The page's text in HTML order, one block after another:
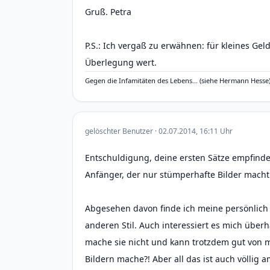
Gruß. Petra
P.S.: Ich vergaß zu erwähnen: für kleines
Überlegung wert.
Gegen die Infamitäten des Lebens... (siehe Hermann
gelöschter Benutzer · 02.07.2014, 16:11 Uhr
Entschuldigung, deine ersten Sätze
Anfänger, der nur stümperhafte Bilder
Abgesehen davon finde ich meine
anderen Stil. Auch interessiert es mich
mache sie nicht und kann trotzdem gut von
Bildern mache?! Aber all das ist auch völlig